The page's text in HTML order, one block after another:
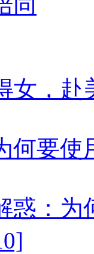
女，赴
何要
惑：